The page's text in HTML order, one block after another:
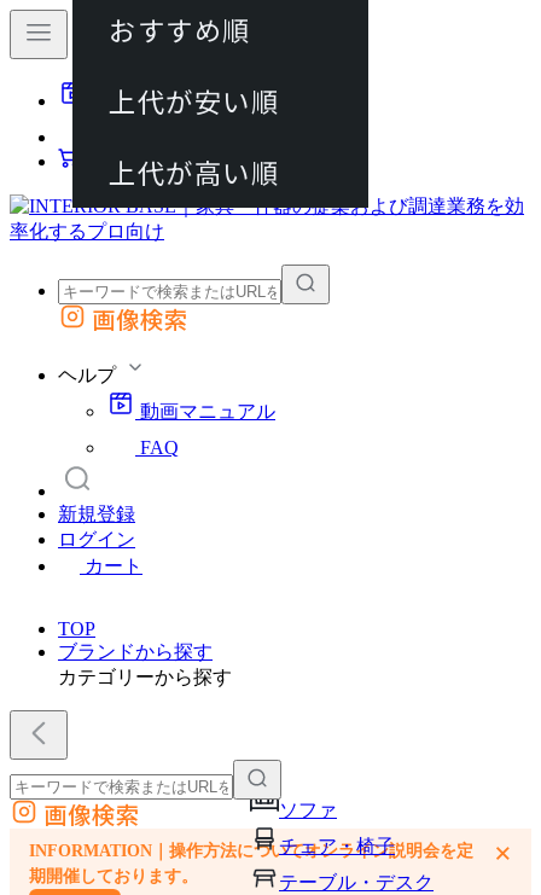
動画マニュアル
カート
外部サイトの商品をカートに追加
画像検索
ヘルプ
動画マニュアル
FAQ
新規登録
ログイン
カート
TOP
ブランドから探す
カテゴリーから探す
ソファ
チェア・椅子
テーブル・デスク
外部サイトの商品をカートに追加
他のサイトで見つけた商品ページのURLを貼り付けて、カートに追加できます
画像検索
INFORMATION｜操作方法についてオンライン説明会を定
期開催しております。
×
おすすめ順
上代が安い順
上代が高い順